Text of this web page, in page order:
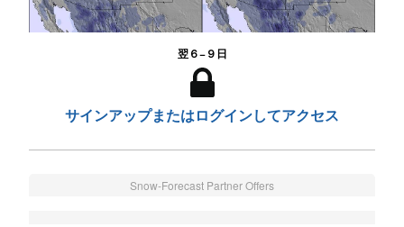
翌６−９日
サインアップまたはログインしてアクセス
Snow-Forecast Partner Offers